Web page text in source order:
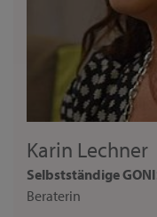
Karin Lechner
Selbstständige
Beraterin